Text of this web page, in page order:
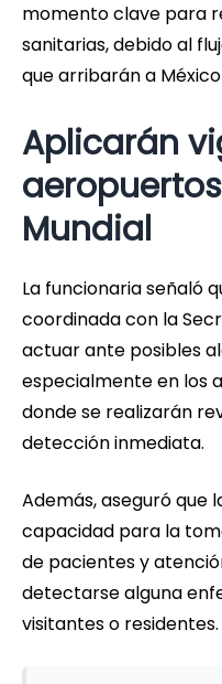
momento clave para
sanitarias, debido al
que arribarán a
Aplicarán
Mundial
La funcionaria señaló
coordinada con la
actuar ante posibles
especialmente en los
donde se realizarán
detección inmediata.
Además, aseguró que
capacidad para la
de pacientes y
detectarse alguna
visitantes o residentes.